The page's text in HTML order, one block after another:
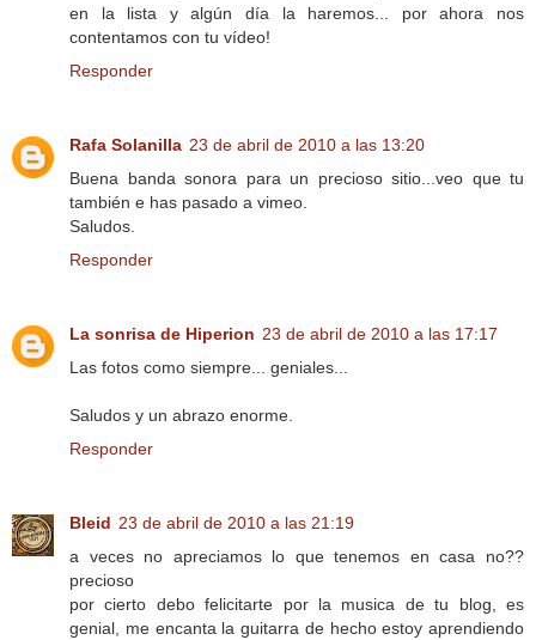
en la lista y algún día la haremos... por ahora nos
contentamos con tu vídeo!
Responder
Rafa Solanilla 23 de abril de 2010 a las 13:20
Buena banda sonora para un precioso sitio...veo que tu
también e has pasado a vimeo.
Saludos.
Responder
La sonrisa de Hiperion 23 de abril de 2010 a las 17:17
Las fotos como siempre... geniales...
Saludos y un abrazo enorme.
Responder
Bleid 23 de abril de 2010 a las 21:19
a veces no apreciamos lo que tenemos en casa no??
precioso
por cierto debo felicitarte por la musica de tu blog, es
genial, me encanta la guitarra de hecho estoy aprendiendo